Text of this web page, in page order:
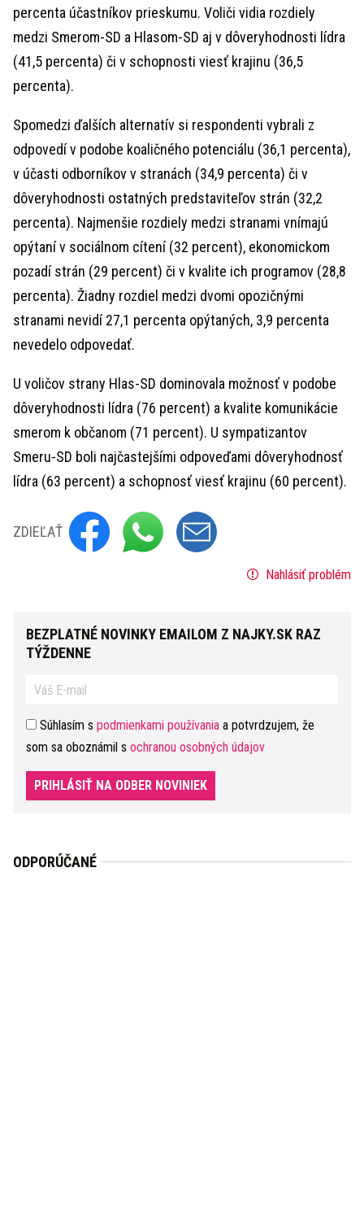
percenta účastníkov prieskumu. Voliči vidia rozdiely
medzi Smerom-SD a Hlasom-SD aj v dôveryhodnosti lídra
(41,5 percenta) či v schopnosti viesť krajinu (36,5
percenta).
Spomedzi ďalších alternatív si respondenti vybrali z
odpovedí v podobe koaličného potenciálu (36,1 percenta),
v účasti odborníkov v stranách (34,9 percenta) či v
dôveryhodnosti ostatných predstaviteľov strán (32,2
percenta). Najmenšie rozdiely medzi stranami vnímajú
opýtaní v sociálnom cítení (32 percent), ekonomickom
pozadí strán (29 percent) či v kvalite ich programov (28,8
percenta). Žiadny rozdiel medzi dvomi opozičnými
stranami nevidí 27,1 percenta opýtaných, 3,9 percenta
nevedelo odpovedať.
U voličov strany Hlas-SD dominovala možnosť v podobe
dôveryhodnosti lídra (76 percent) a kvalite komunikácie
smerom k občanom (71 percent). U sympatizantov
Smeru-SD boli najčastejšími odpoveďami dôveryhodnosť
lídra (63 percent) a schopnosť viesť krajinu (60 percent).
ZDIEĽAŤ
Nahlásiť problém
BEZPLATNÉ NOVINKY EMAILOM Z NAJKY.SK RAZ
TÝŽDENNE
Súhlasím s podmienkami používania a potvrdzujem, že
som sa oboznámil s ochranou osobných údajov
PRIHLÁSIŤ NA ODBER NOVINIEK
ODPORÚČANÉ